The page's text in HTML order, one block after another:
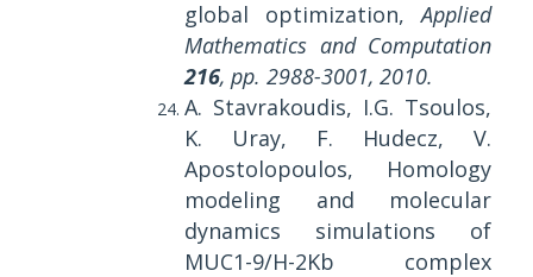
global optimization,Applied
Mathematics and Computation
216, pp. 2988-3001, 2010.
A. Stavrakoudis, I.G. Tsoulos,
K. Uray, F. Hudecz, V.
Apostolopoulos, Homology
modeling and molecular
dynamics simulations of
MUC1-9/H-2Kb complex